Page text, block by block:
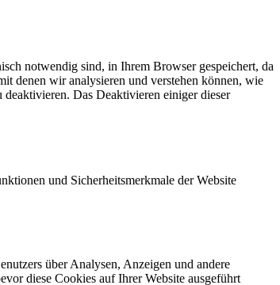
notwendig sind, in Ihrem Browser gespeichert, da
denen wir analysieren und verstehen können, wie
Das Deaktivieren einiger dieser
und Sicherheitsmerkmale der Website
über Analysen, Anzeigen und andere
diese Cookies auf Ihrer Website ausgeführt